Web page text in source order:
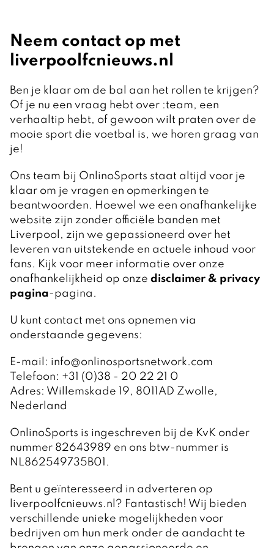
Neem contact op met
liverpoolfcnieuws.nl
Ben je klaar om de bal aan het rollen te krijgen?
Of je nu een vraag hebt over :team, een
verhaaltip hebt, of gewoon wilt praten over de
mooie sport die voetbal is, we horen graag van
je!
Ons team bij OnlinoSports staat altijd voor je
klaar om je vragen en opmerkingen te
beantwoorden. Hoewel we een onafhankelijke
website zijn zonder officiële banden met
Liverpool, zijn we gepassioneerd over het
leveren van uitstekende en actuele inhoud voor
fans. Kijk voor meer informatie over onze
onafhankelijkheid op onze disclaimer & privacy
pagina-pagina.
U kunt contact met ons opnemen via
onderstaande gegevens:
E-mail: info@onlinosportsnetwork.com
Telefoon: +31 (0)38 - 20 22 21 0
Adres: Willemskade 19, 8011AD Zwolle,
Nederland
OnlinoSports is ingeschreven bij de KvK onder
nummer 82643989 en ons btw-nummer is
NL862549735B01.
Bent u geïnteresseerd in adverteren op
liverpoolfcnieuws.nl? Fantastisch! Wij bieden
verschillende unieke mogelijkheden voor
bedrijven om hun merk onder de aandacht te